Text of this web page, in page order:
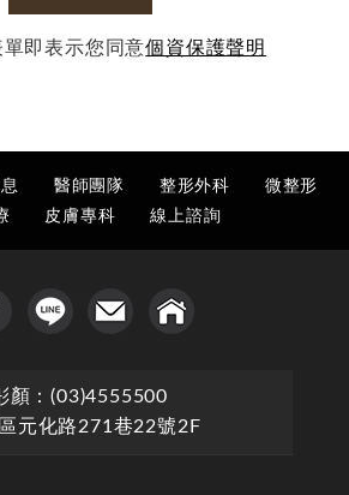
即表示您同意個資保護聲明
醫師團隊 整形外科
微整形
皮膚專科 線上諮詢
顏：(03)4555500
元化路271巷22號2F